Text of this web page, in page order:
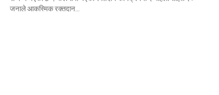
जनाले आकस्मिक रक्तदान...